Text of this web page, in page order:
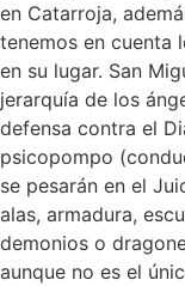
en Catarroja,
tenemos en cuenta
en su lugar. San
jerarquía de los
defensa contra el
psicopompo
se pesarán en el
alas, armadura,
demonios o
aunque no es el